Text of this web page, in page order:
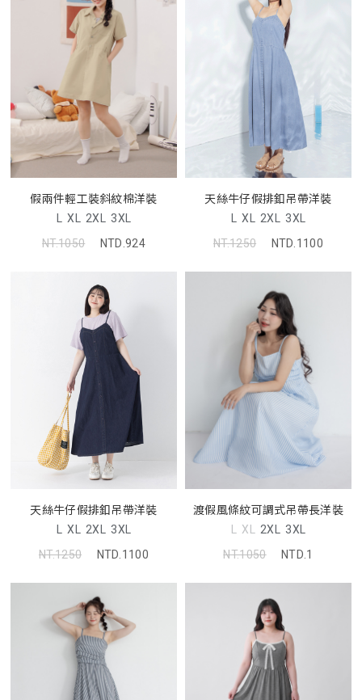
假兩件輕工裝斜紋棉洋裝
L XL 2XL 3XL
NT.1050
NTD.924
天絲牛仔假排釦吊帶洋裝
L XL 2XL 3XL
NT.1250
NTD.1100
天絲牛仔假排釦吊帶洋裝
L XL 2XL 3XL
NT.1250
NTD.1100
渡假風條紋可調式吊帶長洋裝
L XL 2XL 3XL
NT.1050
NTD.1